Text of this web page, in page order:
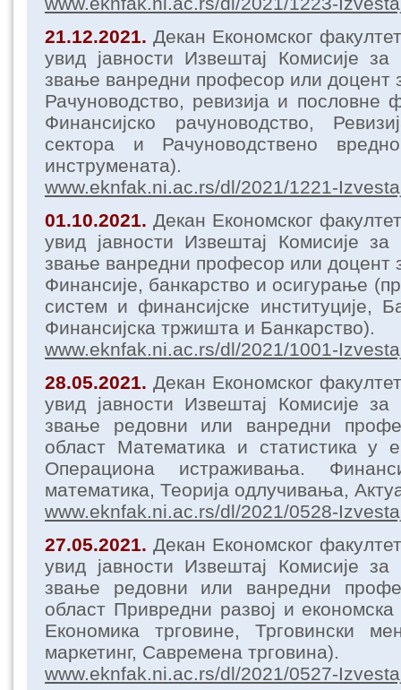
21.12.2021. Декан Економског
увид јавности Извештај Комисије
звање ванредни професор или доцент
Рачуноводство, ревизија и пословне
Финансијско рачуноводство,
сектора и Рачуноводствено
инструмената).
www.eknfak.ni.ac.rs/dl/2021/1221-
01.10.2021. Декан Економског
увид јавности Извештај Комисије
звање ванредни професор или доцент
Финансије, банкарство и осигурање
систем и финансијске институције,
Финансијска тржишта и Банкарство).
www.eknfak.ni.ac.rs/dl/2021/1001-
28.05.2021. Декан Економског
увид јавности Извештај Комисије
звање редовни или ванредни
област Математика и статистика у
Операциона истраживања.
математика, Теорија одлучивања,
www.eknfak.ni.ac.rs/dl/2021/0528-
27.05.2021. Декан Економског
увид јавности Извештај Комисије
звање редовни или ванредни
област Привредни развој и
Економика трговине, Трговински
маркетинг, Савремена трговина).
www.eknfak.ni.ac.rs/dl/2021/0527-